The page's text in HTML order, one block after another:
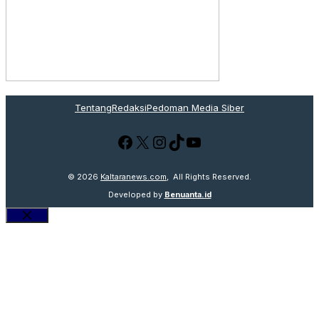
TentangRedaksiPedoman Media Siber
Facebook
X Instagram
TikTok
YouTube
© 2026 Kaltaranews.com , All Rights Reserved.
Developed by Benuanta.id
Close